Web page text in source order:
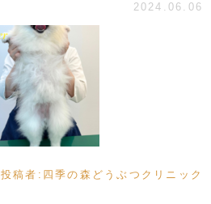
2024.06.06
投稿者: 四季の森どうぶつクリニック